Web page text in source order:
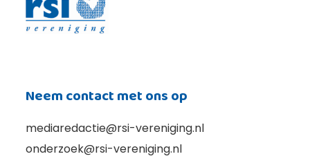
Neem contact met ons op
mediaredactie@rsi-vereniging.nl
onderzoek@rsi-vereniging.nl